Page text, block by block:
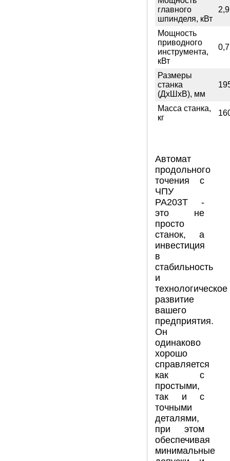
главного
шпинделя, кВт
2,9
Мощность
приводного
инструмента,
кВт
Размеры
станка
(ДхШхВ), мм
Масса станка,
кг
Автомат
продольного
точения с
ЧПУ
PA203T -
это не
просто
станок, а
инвестиция
в
стабильность
и
технологическое
развитие
вашего
предприятия.
Он
одинаково
хорошо
справляется
как с
простыми,
так и с
точными
деталями,
при этом
обеспечивая
минимальные